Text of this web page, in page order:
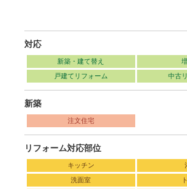
対応
新築・建て替え
戸建てリフォーム 中古
新築
注文住宅
リフォーム対応部位
キッチン
洗面室